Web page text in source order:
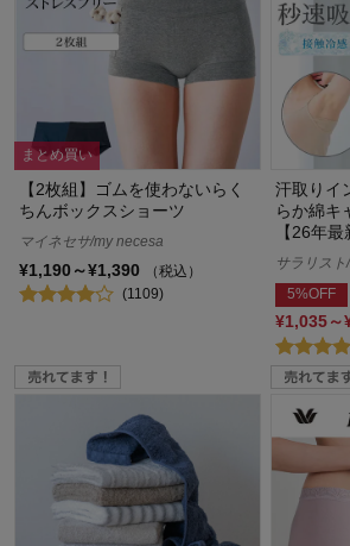
まとめ買い
【2枚組】ゴムを使わないらく
ちんボックスショーツ
マイネセサ/my necesa
¥1,190～¥1,390
（税込）
(1109)
汗取りイ
らか綿キ
【26年最
サラリス
5%OFF
¥1,035～